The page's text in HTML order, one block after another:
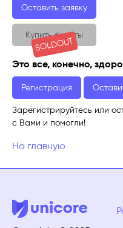
Оставить заявку
Купить билеты
SOLDOUT
Это все, конечно,
Регистрация
Зарегистрируйтесь или
с Вами и помогли!
На главную